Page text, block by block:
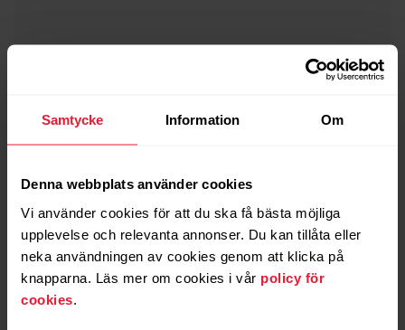
Samtycke Information Om
Denna webbplats använder cookies
Vi använder cookies för att du ska få bästa möjliga
upplevelse och relevanta annonser. Du kan tillåta eller
neka användningen av cookies genom att klicka på
knapparna. Läs mer om cookies i vår policy för
cookies